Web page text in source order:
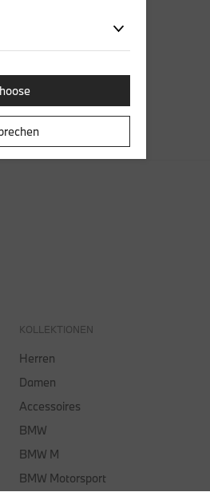
KOLLEKTIONEN
Herren
Damen
Accessoires
BMW
BMW M
BMW Motorsport